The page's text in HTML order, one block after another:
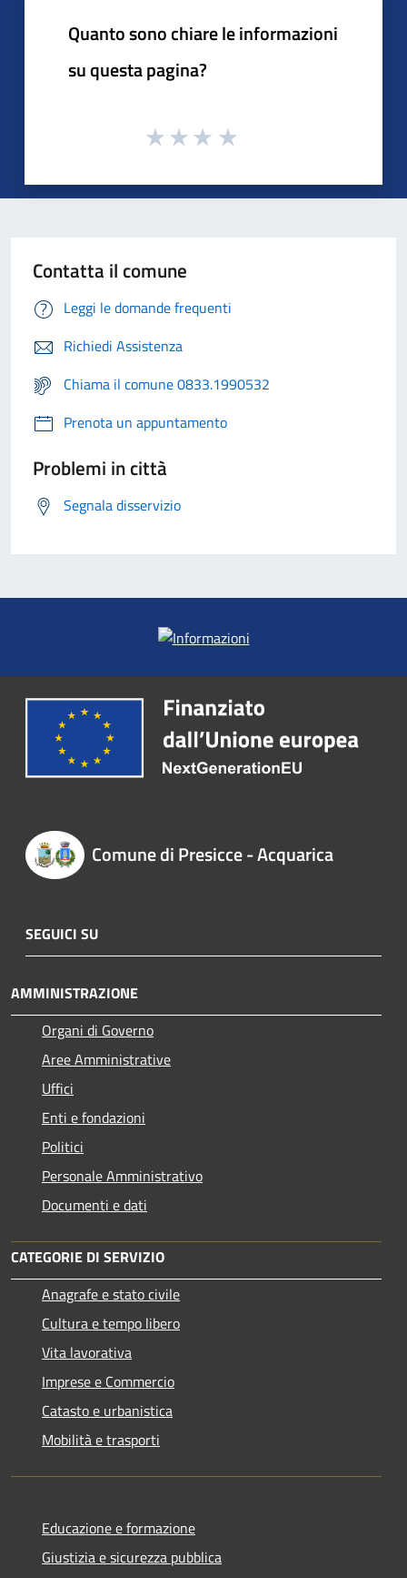
Quanto sono chiare le informazioni
su questa pagina?
Contatta il comune
Leggi le domande frequenti
Richiedi Assistenza
Chiama il comune 0833.1990532
Prenota un appuntamento
Problemi in città
Segnala disservizio
Comune di Presicce - Acquarica
SEGUICI SU
AMMINISTRAZIONE
Organi di Governo
Aree Amministrative
Uffici
Enti e fondazioni
Politici
Personale Amministrativo
Documenti e dati
CATEGORIE DI SERVIZIO
Anagrafe e stato civile
Cultura e tempo libero
Vita lavorativa
Imprese e Commercio
Catasto e urbanistica
Mobilità e trasporti
Educazione e formazione
Giustizia e sicurezza pubblica